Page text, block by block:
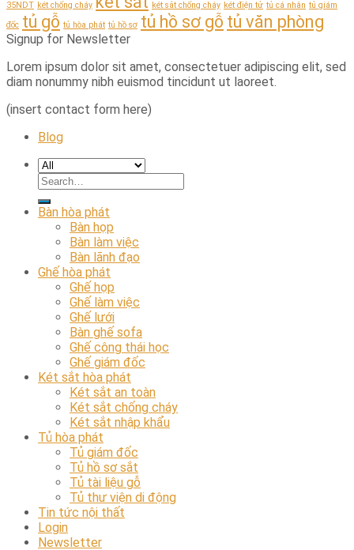
35NDT két chống cháy két sắt chống cháy két điện tử tủ cá nhân tủ giám
đốc tủ gỗ tủ hòa phát tủ hồ sơ tủ hồ sơ gỗ tủ văn phòng
Signup for Newsletter
Lorem ipsum dolor sit amet, consectetuer adipiscing elit, sed
diam nonummy nibh euismod tincidunt ut laoreet.
(insert contact form here)
Blog
Bàn hòa phát
Bàn họp
Bàn làm việc
Bàn lãnh đạo
Ghế hòa phát
Ghế họp
Ghế làm việc
Ghế lưới
Bàn ghế sofa
Ghế công thái học
Ghế giám đốc
Két sắt hòa phát
Két sắt an toàn
Két sắt chống cháy
Két sắt nhập khẩu
Tủ hòa phát
Tủ giám đốc
Tủ hồ sơ sắt
Tủ tài liệu gỗ
Tủ thư viện di động
Tin tức nội thất
Login
Newsletter